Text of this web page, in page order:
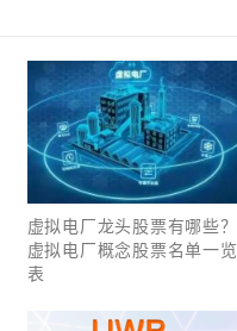
虚拟电厂龙头股票有哪些？
虚拟电厂概念股票名单一览
表